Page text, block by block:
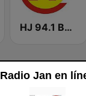
HJ 94.1 Boom FM
Radio Jan en